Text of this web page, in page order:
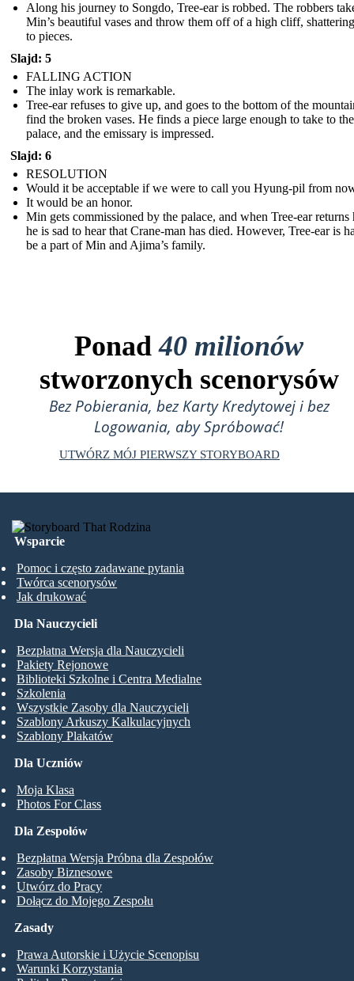
Along his journey to Songdo, Tree-ear is robbed. The robbers
Min’s beautiful vases and throw them off of a high cliff,
to pieces.
Slajd: 5
FALLING ACTION
The inlay work is remarkable.
Tree-ear refuses to give up, and goes to the bottom of the
find the broken vases. He finds a piece large enough to take to the
palace, and the emissary is impressed.
Slajd: 6
RESOLUTION
Would it be acceptable if we were to call you Hyung-pil from
It would be an honor.
Min gets commissioned by the palace, and when Tree-ear returns
he is sad to hear that Crane-man has died. However, Tree-ear is
be a part of Min and Ajima’s family.
Ponad40 milionów
stworzonych scenorysów
Bez Pobierania, bez Karty Kredytowej i bez
Logowania, aby Spróbować!
UTWÓRZ MÓJ PIERWSZY STORYBOARD
Wsparcie
Pomoc i często zadawane pytania
Twórca scenorysów
Jak drukować
Dla Uczniów
Moja Klasa
Photos For Class
Dla Nauczycieli
Bezpłatna Wersja dla Nauczycieli
Pakiety Rejonowe
Biblioteki Szkolne i Centra Medialne
Szkolenia
Wszystkie Zasoby dla Nauczycieli
Szablony Arkuszy Kalkulacyjnych
Szablony Plakatów
Dla Zespołów
Bezpłatna Wersja Próbna dla Zespołów
Zasoby Biznesowe
Utwórz do Pracy
Dołącz do Mojego Zespołu
Zasady
Prawa Autorskie i Użycie Scenopisu
Warunki Korzystania